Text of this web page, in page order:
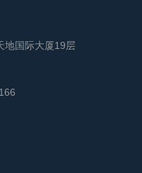
地国际大厦19层